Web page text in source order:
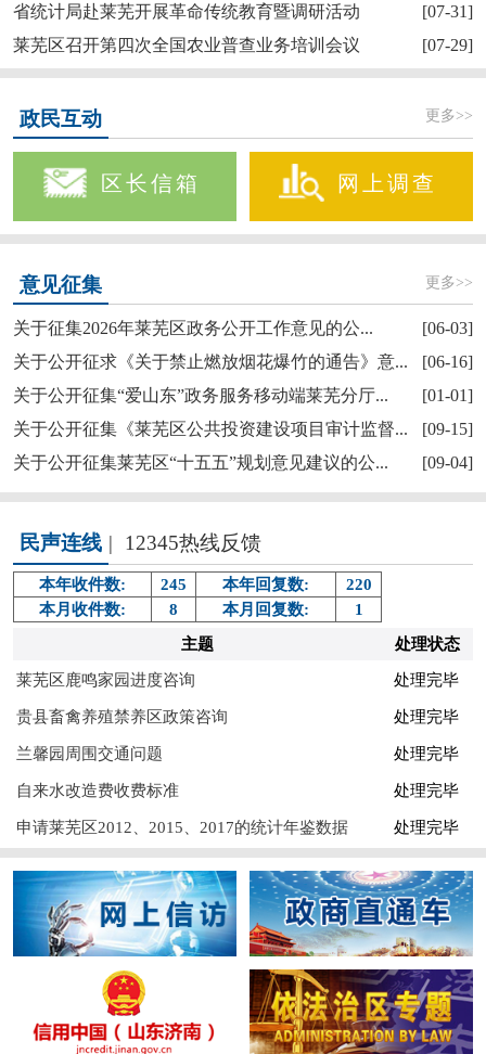
省统计局赴莱芜开展革命传统教育暨调研活动
[07-31]
莱芜区召开第四次全国农业普查业务培训会议
[07-29]
政民互动 更多>>
区长信箱 网上调查
意见征集 更多>>
关于征集2026年莱芜区政务公开工作意见的公...
[06-03]
关于公开征求《关于禁止燃放烟花爆竹的通告》意...
[06-16]
关于公开征集“爱山东”政务服务移动端莱芜分厅...
[01-01]
关于公开征集《莱芜区公共投资建设项目审计监督...
[09-15]
关于公开征集莱芜区“十五五”规划意见建议的公...
[09-04]
民声连线 | 12345热线反馈